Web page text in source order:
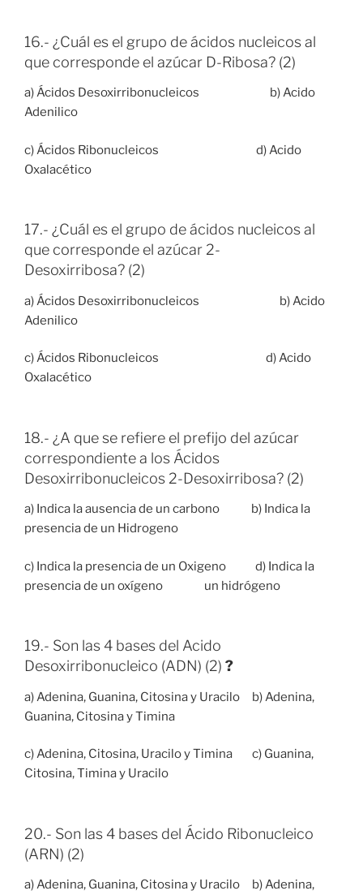
16.- ¿Cuál es el grupo de ácidos nucleicos al
que corresponde el azúcar D-Ribosa? (2)
a) Ácidos Desoxirribonucleicos b) Acido
Adenilico
c) Ácidos Ribonucleicos d) Acido
Oxalacético
17.- ¿Cuál es el grupo de ácidos nucleicos al
que corresponde el azúcar 2-
Desoxirribosa? (2)
a) Ácidos Desoxirribonucleicos b) Acido
Adenilico
c) Ácidos Ribonucleicos d) Acido
Oxalacético
18.- ¿A que se refiere el prefijo del azúcar
correspondiente a los Ácidos
Desoxirribonucleicos 2-Desoxirribosa? (2)
a) Indica la ausencia de un carbono b) Indica la
presencia de un Hidrogeno
c) Indica la presencia de un Oxigeno d) Indica la
presencia de un oxígeno un hidrógeno
19.- Son las 4 bases del Acido
Desoxirribonucleico (ADN) (2) ?
a) Adenina, Guanina, Citosina y Uracilo b) Adenina,
Guanina, Citosina y Timina
c) Adenina, Citosina, Uracilo y Timina c) Guanina,
Citosina, Timina y Uracilo
20.- Son las 4 bases del Ácido Ribonucleico
(ARN) (2)
a) Adenina, Guanina, Citosina y Uracilo b) Adenina,